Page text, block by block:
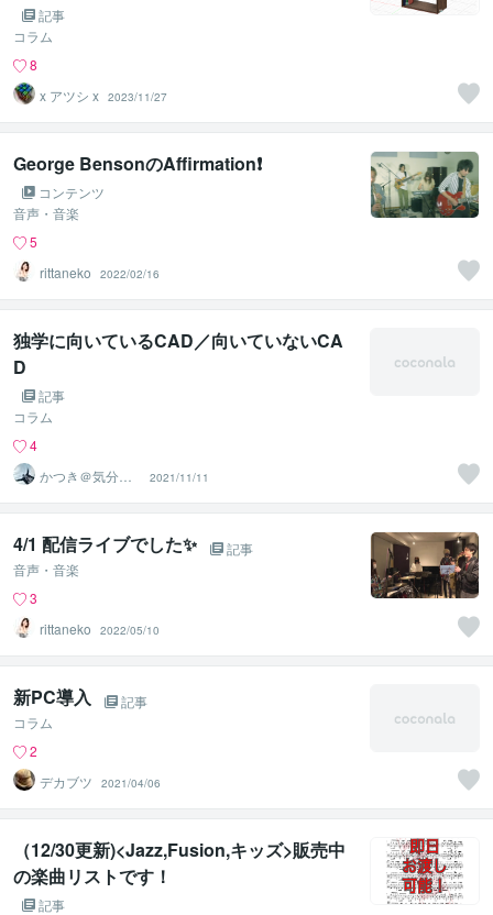
記事
コラム
8
x アツシ x 2023/11/27
George BensonのAffirmation❗️
コンテンツ
音声・音楽
5
rittaneko
2022/02/16
独学に向いているCAD／向いていないCA
D
記事
コラム
4
かつき＠気分
上々
2021/11/11
4/1 配信ライブでした✨
記事
音声・音楽
3
rittaneko
2022/05/10
新PC導入
記事
コラム
2
デカブツ
2021/04/06
（12/30更新)<Jazz,Fusion,キッズ>販売中
の楽曲リストです！
記事